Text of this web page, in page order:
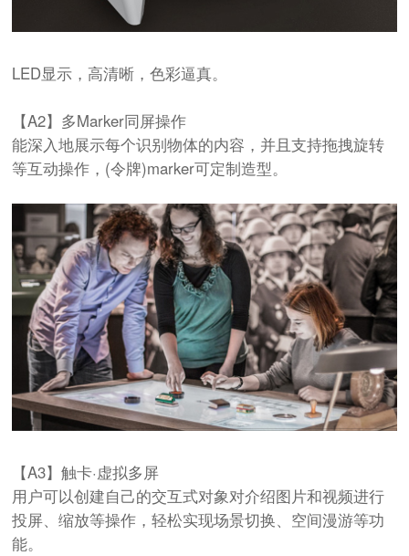
LED显示，高清晰，色彩逼真。
【A2】多Marker同屏操作
能深入地展示每个识别物体的内容，并且支持拖拽旋转
等互动操作，(令牌)marker可定制造型。
【A3】触卡·虚拟多屏
用户可以创建自己的交互式对象对介绍图片和视频进行
投屏、缩放等操作，轻松实现场景切换、空间漫游等功
能。